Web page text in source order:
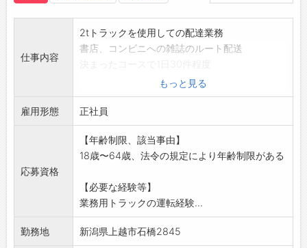
仕事内容
2tトラックを使用しての配達業務
書店、コンビニへの雑誌のルート配送
荷物は最大で5キロ程度です。
採用後、業務内容の変更予定なし
もっと見る
雇用形態 正社員
応募資格
【年齢制限、該当事由】
18歳〜64歳、法令の規定により年齢制限がある
【必要な経験等】
業務用トラックの運転経験...
勤務地 新潟県上越市石橋2845